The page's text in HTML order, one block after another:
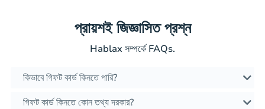
প্রায়শই জিজ্ঞাসিত প্রশ্ন
Hablax সম্পর্কে FAQs.
কিভাবে গিফট কার্ড কিনতে পারি?
গিফট কার্ড কিনতে কোন তথ্য দরকার?